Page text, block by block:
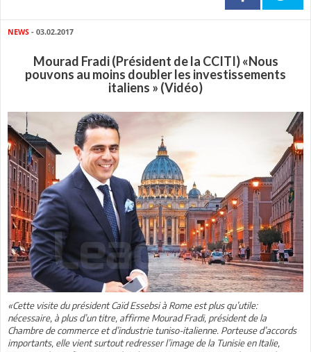
NEWS - 03.02.2017
Mourad Fradi (Président de la CCITI) «Nous
pouvons au moins doubler les investissements
italiens » (Vidéo)
«Cette visite du président Caïd Essebsi à Rome est plus qu’utile:
nécessaire, à plus d’un titre, affirme Mourad Fradi, président de la
Chambre de commerce et d’industrie tuniso-italienne. Porteuse d’accords
importants, elle vient surtout redresser l’image de la Tunisie en Italie,